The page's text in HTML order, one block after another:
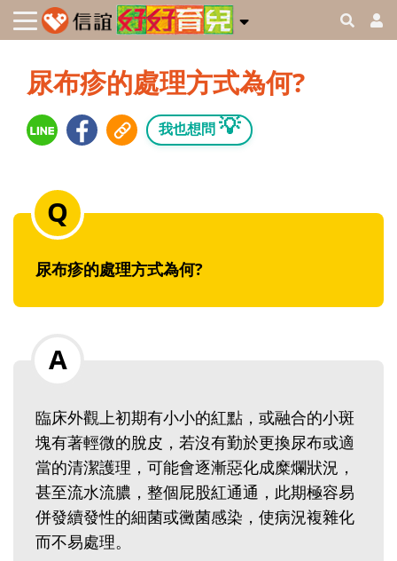
尿布疹的處理方式為何?
我也想問 💡
尿布疹的處理方式為何?
臨床外觀上初期有小小的紅點，或融合的小斑
塊有著輕微的脫皮，若沒有勤於更換尿布或適
當的清潔護理，可能會逐漸惡化成糜爛狀況，
甚至流水流膿，整個屁股紅通通，此期極容易
併發續發性的細菌或黴菌感染，使病況複雜化
而不易處理。